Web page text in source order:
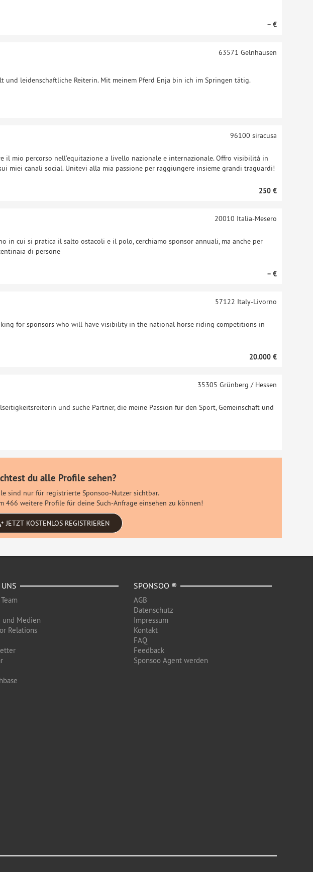
– €
und leidenschaftliche Reiterin. Mit meinem Pferd Enja bin ich im Springen tätig.
63571 Gelnhausen
il mio percorso nell’equitazione a livello nazionale e internazionale. Offro visibilità in
miei canali social. Unitevi alla mia passione per raggiungere insieme grandi traguardi!
96100 siracusa
250 €
in cui si pratica il salto ostacoli e il polo, cerchiamo sponsor annuali, ma anche per
di persone
20010 Italia-Mesero
– €
for sponsors who will have visibility in the national horse riding competitions in
57122 Italy-Livorno
20.000 €
und suche Partner, die meine Passion für den Sport, Gemeinschaft und
35305 Grünberg / Hessen
du alle Profile sehen?
sind nur für registrierte Sponsoo-Nutzer sichtbar.
466 weitere Profile für deine Such-Anfrage einsehen zu können!
JETZT KOSTENLOS REGISTRIEREN
und Medien
Relations
SPONSOO ®
AGB
Datenschutz
Impressum
Kontakt
FAQ
Feedback
Sponsoo Agent werden